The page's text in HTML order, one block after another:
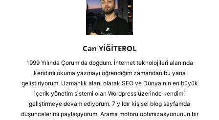
Can YİĞİTEROL
1999 Yılında Çorum'da doğdum. İnternet teknolojileri alanında
kendimi okuma yazmayı öğrendiğim zamandan bu yana
geliştiriyorum. Uzmanlık alanı olarak SEO ve Dünya'nın en büyük
içerik yönetim sistemi olan Wordpress üzerinde kendimi
geliştirmeye devam ediyorum. 7 yıldır kişisel blog sayfamda
düşüncelerimi paylaşıyorum. Arama motoru optimizasyonunun bir